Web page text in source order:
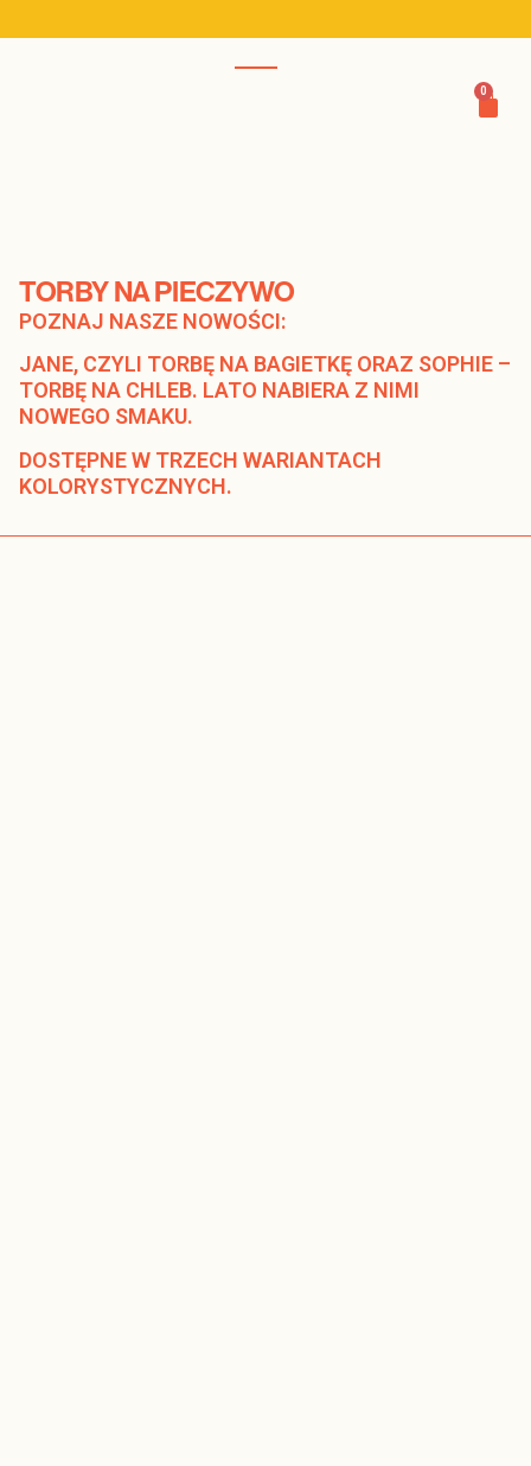
0
TORBY NA PIECZYWO
POZNAJ NASZE NOWOŚCI:
JANE, CZYLI TORBĘ NA BAGIETKĘ ORAZ SOPHIE –
TORBĘ NA CHLEB. LATO NABIERA Z NIMI
NOWEGO SMAKU.
DOSTĘPNE W TRZECH WARIANTACH
KOLORYSTYCZNYCH.